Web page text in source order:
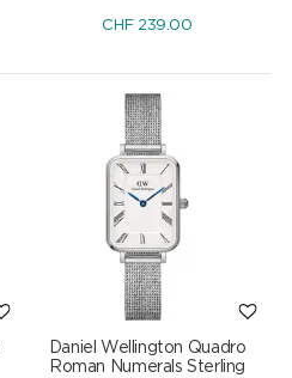
CHF239.00
Daniel Wellington Quadro
Roman Numerals Sterling